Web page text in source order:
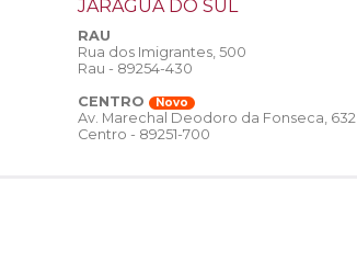
JARAGUÁ DO SUL
RAU
Rua dos Imigrantes, 500
Rau - 89254-430
CENTRO
Novo
Av. Marechal Deodoro da Fonseca, 632
Centro - 89251-700